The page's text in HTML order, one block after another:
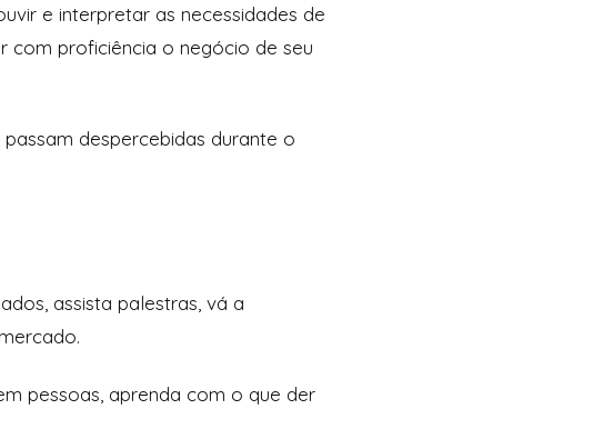
e interpretar as necessidades de
com proficiência o negócio de seu
despercebidas durante o
assista palestras, vá a
pessoas, aprenda com o que der